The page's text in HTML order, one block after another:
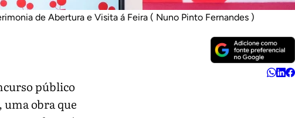
de Abertura e Visita á Feira ( Nuno Pinto Fernandes )
público
obra que